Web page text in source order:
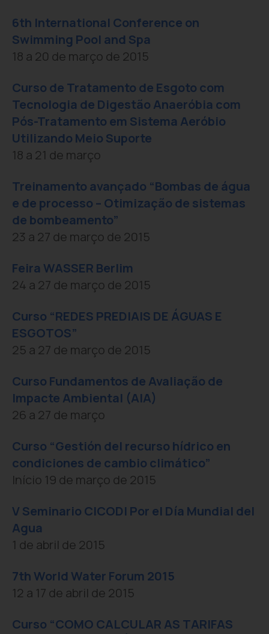
6th International Conference on
Swimming Pool and Spa
18 a 20 de março de 2015
Curso de Tratamento de Esgoto com
Tecnologia de Digestão Anaeróbia com
Pós-Tratamento em Sistema Aeróbio
Utilizando Meio Suporte
18 a 21 de março
Treinamento avançado “Bombas de água
e de processo – Otimização de sistemas
de bombeamento”
23 a 27 de março de 2015
Feira WASSER Berlim
24 a 27 de março de 2015
Curso “REDES PREDIAIS DE ÁGUAS E
ESGOTOS”
25 a 27 de março de 2015
Curso Fundamentos de Avaliação de
Impacte Ambiental (AIA)
26 a 27 de março
Curso “Gestión del recurso hídrico en
condiciones de cambio climático”
Início 19 de março de 2015
V Seminario CICODI Por el Día Mundial del
Agua
1 de abril de 2015
7th World Water Forum 2015
12 a 17 de abril de 2015
Curso “COMO CALCULAR AS TARIFAS